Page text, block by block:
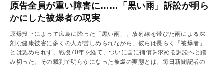
原告全員が重い障害に……「黒い雨」訴訟が明ら
かにした被爆者の現実
原爆投下によって広島に降った「黒い雨」。放射線を帯びた雨による深
刻な健康被害に多くの人が苦しめられながら、彼らは長らく「被爆者」
とは認められず、戦後70年を経て、ついに国に補償を求める訴訟へと踏
み切った。その裁判で明らかになった被爆の実態とは。毎日新聞記者の